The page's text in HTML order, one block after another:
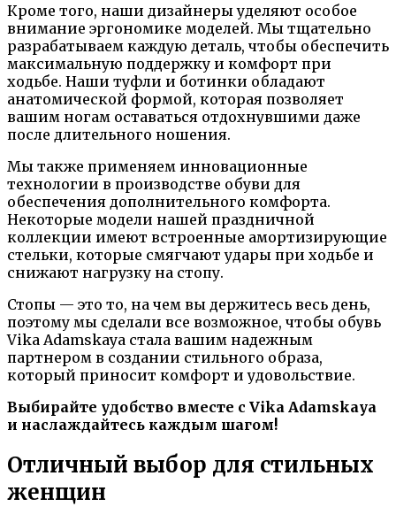
Кроме того, наши дизайнеры уделяют особое
внимание эргономике моделей. Мы тщательно
разрабатываем каждую деталь, чтобы обеспечить
максимальную поддержку и комфорт при
ходьбе. Наши туфли и ботинки обладают
анатомической формой, которая позволяет
вашим ногам оставаться отдохнувшими даже
после длительного ношения.
Мы также применяем инновационные
технологии в производстве обуви для
обеспечения дополнительного комфорта.
Некоторые модели нашей праздничной
коллекции имеют встроенные амортизирующие
стельки, которые смягчают удары при ходьбе и
снижают нагрузку на стопу.
Стопы — это то, на чем вы держитесь весь день,
поэтому мы сделали все возможное, чтобы обувь
Vika Adamskaya стала вашим надежным
партнером в создании стильного образа,
который приносит комфорт и удовольствие.
Выбирайте удобство вместе с Vika Adamskaya
и наслаждайтесь каждым шагом!
Отличный выбор для стильных
женщин